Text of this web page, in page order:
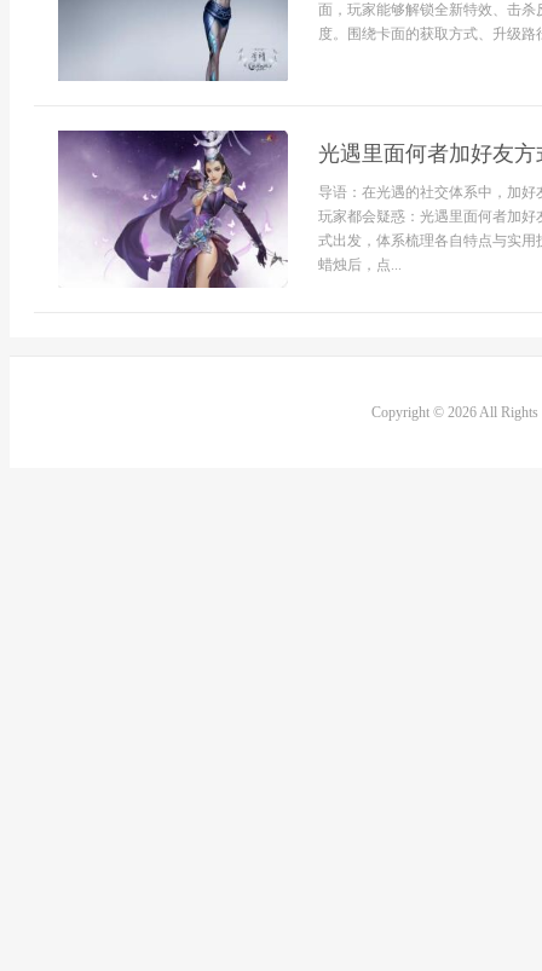
面，玩家能够解锁全新特效、击
度。围绕卡面的获取方式、升级路
光遇里面何者加好友
导语：在光遇的社交体系中，加
玩家都会疑惑：光遇里面何者加
式出发，体系梳理各自特点与实
蜡烛后，点...
Copyright © 2026 All